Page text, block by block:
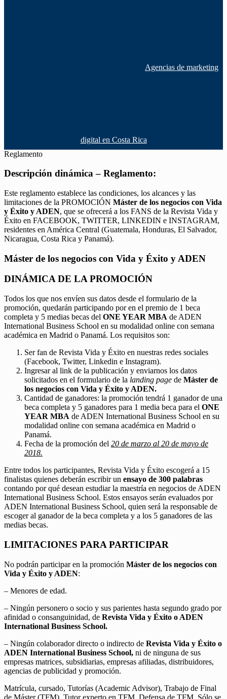
Agencias de marketing
digital en Costa Rica
Reglamento
Descripción dinámica – Reglamento:
Este reglamento establece las condiciones, los alcances y las
limitaciones de la PROMOCIÓN Máster de los negocios con Vida
y Éxito y ADEN, que se ofrecerá a los FANS de la Revista Vida y
Éxito en FACEBOOK, TWITTER, LINKEDIN e INSTAGRAM,
residentes en América Central (Guatemala, Honduras, El Salvador,
Nicaragua, Costa Rica y Panamá).
Máster de los negocios con Vida y Éxito y ADEN
DINÁMICA DE LA PROMOCIÓN
Todos los que nos envíen sus datos desde el formulario de la
promoción, quedarán participando por en el premio de 1 beca
completa y 5 medias becas del ONE YEAR MBA de ADEN
International Business School en su modalidad online con semana
académica en Madrid o Panamá. Los requisitos son:
Ser fan de Revista Vida y Éxito en nuestras redes sociales
(Facebook, Twitter, Linkedin e Instagram).
Ingresar al link de la publicación y enviarnos los datos
solicitados en el formulario de la landing page de Máster de
los negocios con Vida y Éxito y ADEN.
Cantidad de ganadores: la promoción tendrá 1 ganador de una
beca completa y 5 ganadores para 1 media beca para el ONE
YEAR MBA de ADEN International Business School en su
modalidad online con semana académica en Madrid o
Panamá.
Fecha de la promoción del 20 de marzo al 20 de mayo de
2018.
Entre todos los participantes, Revista Vida y Éxito escogerá a 15
finalistas quienes deberán escribir un ensayo de 300 palabras
contando por qué desean estudiar la maestría en negocios de ADEN
International Business School. Estos ensayos serán evaluados por
ADEN International Business School, quien será la responsable de
escoger al ganador de la beca completa y a los 5 ganadores de las
medias becas.
LIMITACIONES PARA PARTICIPAR
No podrán participar en la promoción Máster de los negocios con
Vida y Éxito y ADEN:
– Menores de edad.
– Ningún personero o socio y sus parientes hasta segundo grado por
afinidad o consanguinidad, de Revista Vida y Éxito o ADEN
International Business School.
– Ningún colaborador directo o indirecto de Revista Vida y Éxito o
ADEN International Business School, ni de ninguna de sus
empresas matrices, subsidiarias, empresas afiliadas, distribuidores,
agencias de publicidad y promoción.
Matrícula, cursado, Tutorías (Academic Advisor), Trabajo de Final
de Máster (TFM), Tutor experto en TFM, Defensa de TFM. Sólo se